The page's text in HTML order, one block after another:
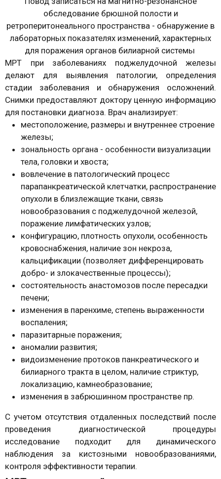
обследование брюшной полости и
ретроперитонеального пространства - обнаружение в
лабораторных показателях изменений, характерных
для поражения органов билиарной системы
МРТ при заболеваниях поджелудочной железы
делают для выявления патологии, определения
стадии заболевания и обнаружения осложнений.
Снимки предоставляют доктору ценную информацию
для постановки диагноза. Врач анализирует:
местоположение, размеры и внутреннее строение
железы;
зональность органа - особенности визуализации
тела, головки и хвоста;
вовлечение в патологический процесс
парапанкреатической клетчатки, распространение
опухоли в близлежащие ткани, связь
новообразования с поджелудочной железой,
поражение лимфатических узлов;
конфигурацию, плотность опухоли, особенность
кровоснабжения, наличие зон некроза,
кальцификации (позволяет дифференцировать
добро- и злокачественные процессы);
состоятельность анастомозов после пересадки
печени;
изменения в паренхиме, степень выраженности
воспаления;
паразитарные поражения;
аномалии развития;
видоизменение протоков панкреатического и
билиарного тракта в целом, наличие стриктур,
локализацию, камнеобразование;
изменения в забрюшинном пространстве пр.
С учетом отсутствия отдаленных последствий после
проведения диагностической процедуры
исследование подходит для динамического
наблюдения за кистозными новообразованиями,
контроля эффективности терапии.